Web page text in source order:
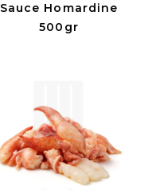
Sauce Homardine
500gr